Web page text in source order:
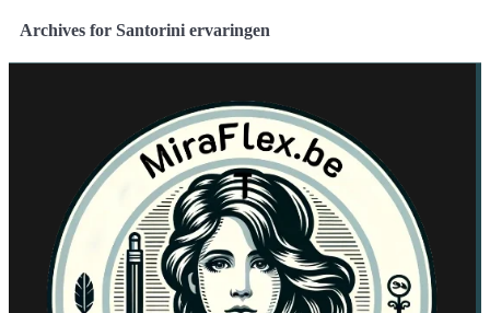
Archives for Santorini ervaringen